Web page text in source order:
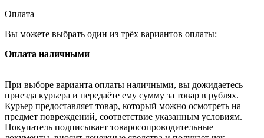
Оплата
Вы можете выбрать один из трёх вариантов оплаты:
Оплата наличными
При выборе варианта оплаты наличными, вы дожидаетесь
приезда курьера и передаёте ему сумму за товар в рублях.
Курьер предоставляет товар, который можно осмотреть на
предмет повреждений, соответствие указанным условиям.
Покупатель подписывает товаросопроводительные